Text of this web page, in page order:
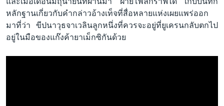
หลักฐานเกี่ยวกับคำกล่าวอ้างเท็จที่สื่อหลายแห่งเผยแพร่ออก
มาที่ว่า ขีปนาวุธจาเวลินลูกหนึ่งที่ควรจะอยู่ที่ยูเครนกลับตกไป
อยู่ในมือของแก๊งค้ายาเม็กซิกันด้วย